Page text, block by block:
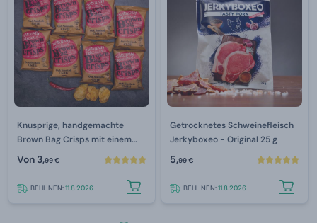
Knusprige, handgemachte
Brown Bag Crisps mit einem
Geschmack von geräuchertem
Chili 40 g
Von3,99 €
BEI IHNEN:11.8.2026
Getrocknetes Schweinefleisch
Jerkyboxeo - Original 25 g
5,99 €
BEI IHNEN:11.8.2026